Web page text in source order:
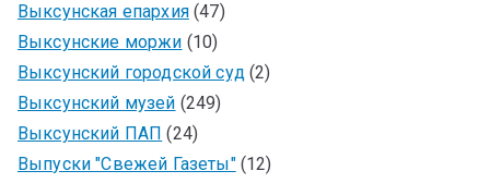
Выксунская епархия(47)
Выксунские моржи (10)
Выксунский городской суд(2)
Выксунский музей (249)
Выксунский ПАП (24)
Выпуски "Свежей Газеты"(12)